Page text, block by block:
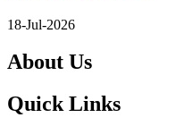
18-Jul-2026
About Us
Quick Links